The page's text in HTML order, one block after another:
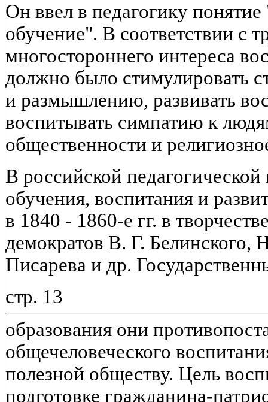
Он ввел в педагогику
обучение". В соответствии с
многостороннего интереса
должно было стимулировать
и размышлению, развивать
воспитывать симпатию к
общественности и
В российской
обучения, воспитания и
в 1840 - 1860-е гг. в
демократов В. Г.
Писарева и др.
стр. 13
образования они
общечеловеческого
полезной обществу. Цель
подготовке гражданина-